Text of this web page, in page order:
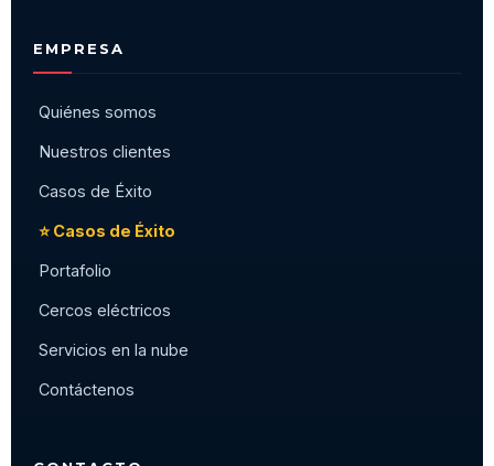
EMPRESA
Quiénes somos
Nuestros clientes
Casos de Éxito
⭐ Casos de Éxito
Portafolio
Cercos eléctricos
Servicios en la nube
Contáctenos